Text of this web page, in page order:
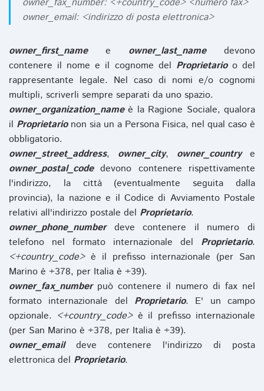
owner_email: <indirizzo di posta elettronica>
owner_first_namee owner_last_namedevono
contenere il nome e il cognome del Proprietarioo del
rappresentante legale. Nel caso di nomi e/o cognomi
multipli, scriverli sempre separati da uno spazio.
owner_organization_nameè la Ragione Sociale, qualora
il Proprietarionon sia un a Persona Fisica, nel qual caso è
obbligatorio.
owner_street_address, owner_city, owner_countrye
owner_postal_codedevono contenere rispettivamente
l'indirizzo, la città (eventualmente seguita dalla
provincia), la nazione e il Codice di Avviamento Postale
relativi all'indirizzo postale del Proprietario.
owner_phone_numberdeve contenere il numero di
telefono nel formato internazionale del Proprietario.
<+country_code>è il prefisso internazionale (per San
Marino è +378, per Italia è +39).
owner_fax_numberpuò contenere il numero di fax nel
formato internazionale del Proprietario. E' un campo
opzionale. <+country_code>è il prefisso internazionale
(per San Marino è +378, per Italia è +39).
owner_emaildeve contenere l'indirizzo di posta
elettronica del Proprietario.